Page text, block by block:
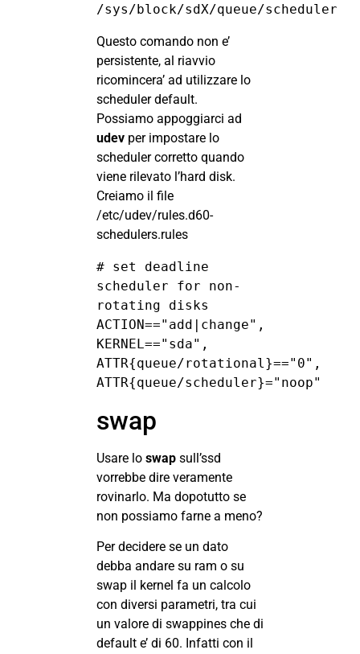
/sys/block/sdX/queue/scheduler
Questo comando non e’
persistente, al riavvio
ricomincera’ ad utilizzare lo
scheduler default.
Possiamo appoggiarci ad
udev per impostare lo
scheduler corretto quando
viene rilevato l’hard disk.
Creiamo il file
/etc/udev/rules.d60-
schedulers.rules
# set deadline
scheduler for non-
rotating disks
ACTION=="add|change",
KERNEL=="sda",
ATTR{queue/rotational}=="0",
ATTR{queue/scheduler}="noop"
swap
Usare lo swap sull’ssd
vorrebbe dire veramente
rovinarlo. Ma dopotutto se
non possiamo farne a meno?
Per decidere se un dato
debba andare su ram o su
swap il kernel fa un calcolo
con diversi parametri, tra cui
un valore di swappines che di
default e’ di 60. Infatti con il